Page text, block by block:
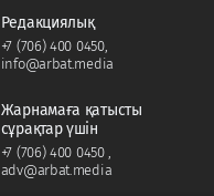
Редакциялық
+7 (706) 400 0450,
info@arbat.media
Жарнамаға қатысты
сұрақтар үшін
+7 (706) 400 0450
adv@arbat.media